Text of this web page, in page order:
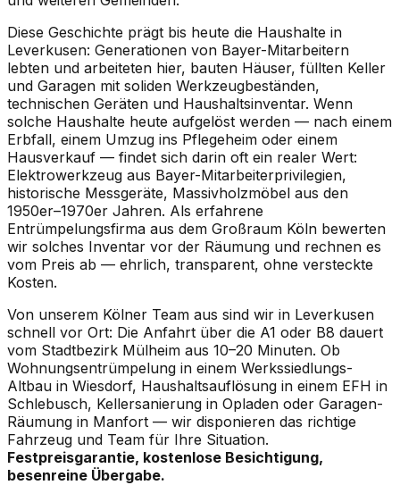
Diese Geschichte prägt bis heute die Haushalte in
Leverkusen: Generationen von Bayer-Mitarbeitern
lebten und arbeiteten hier, bauten Häuser, füllten Keller
und Garagen mit soliden Werkzeugbeständen,
technischen Geräten und Haushaltsinventar. Wenn
solche Haushalte heute aufgelöst werden — nach einem
Erbfall, einem Umzug ins Pflegeheim oder einem
Hausverkauf — findet sich darin oft ein realer Wert:
Elektrowerkzeug aus Bayer-Mitarbeiterprivilegien,
historische Messgeräte, Massivholzmöbel aus den
1950er–1970er Jahren. Als erfahrene
Entrümpelungsfirma aus dem Großraum Köln bewerten
wir solches Inventar vor der Räumung und rechnen es
vom Preis ab — ehrlich, transparent, ohne versteckte
Kosten.
Von unserem Kölner Team aus sind wir in Leverkusen
schnell vor Ort: Die Anfahrt über die A1 oder B8 dauert
vom Stadtbezirk Mülheim aus 10–20 Minuten. Ob
Wohnungsentrümpelung in einem Werkssiedlungs-
Altbau in Wiesdorf, Haushaltsauflösung in einem EFH in
Schlebusch, Kellersanierung in Opladen oder Garagen-
Räumung in Manfort — wir disponieren das richtige
Fahrzeug und Team für Ihre Situation.
Festpreisgarantie, kostenlose Besichtigung,
besenreine Übergabe.